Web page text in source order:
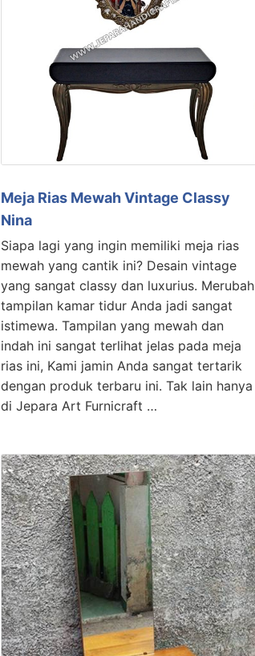
Meja Rias Mewah Vintage Classy
Nina
Siapa lagi yang ingin memiliki meja rias
mewah yang cantik ini? Desain vintage
yang sangat classy dan luxurius. Merubah
tampilan kamar tidur Anda jadi sangat
istimewa. Tampilan yang mewah dan
indah ini sangat terlihat jelas pada meja
rias ini, Kami jamin Anda sangat tertarik
dengan produk terbaru ini. Tak lain hanya
di Jepara Art Furnicraft …